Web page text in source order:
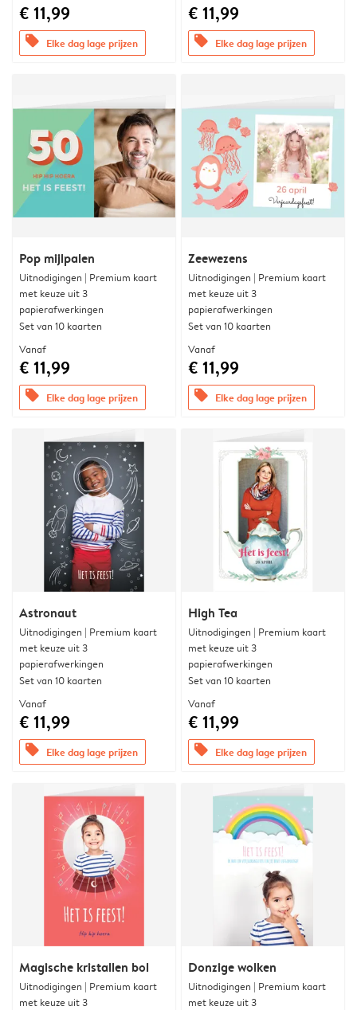
€ 11,99
offers Elke dag lage prijzen
€ 11,99
offers Elke dag lage prijzen
Pop mijlpalen
Uitnodigingen | Premium kaart
met keuze uit 3
papierafwerkingen
Set van 10 kaarten
Vanaf
€ 11,99
offers Elke dag lage prijzen
Zeewezens
Uitnodigingen | Premium kaart
met keuze uit 3
papierafwerkingen
Set van 10 kaarten
Vanaf
€ 11,99
offers Elke dag lage prijzen
Astronaut
Uitnodigingen | Premium kaart
met keuze uit 3
papierafwerkingen
Set van 10 kaarten
Vanaf
€ 11,99
offers Elke dag lage prijzen
High Tea
Uitnodigingen | Premium kaart
met keuze uit 3
papierafwerkingen
Set van 10 kaarten
Vanaf
€ 11,99
offers Elke dag lage prijzen
Magische kristallen bol
Uitnodigingen | Premium kaart
met keuze uit 3
Donzige wolken
Uitnodigingen | Premium kaart
met keuze uit 3